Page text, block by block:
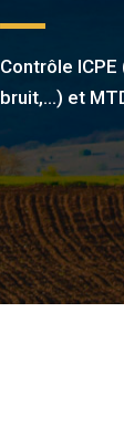
Contrôle
bruit,…) et